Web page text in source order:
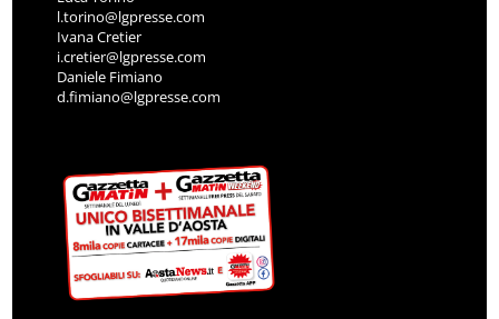
l.torino@lgpresse.com
Ivana Cretier
i.cretier@lgpresse.com
Daniele Fimiano
d.fimiano@lgpresse.com